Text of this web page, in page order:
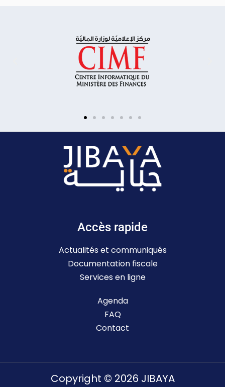
Accès rapide
Actualités et communiqués
Documentation fiscale
Services en ligne
Agenda
FAQ
Contact
Copyright © 2026 JIBAYA